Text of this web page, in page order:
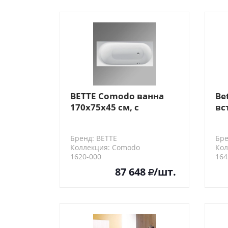
BETTE Comodo ванна
170х75х45 см, с
справа, перелив
спереди (для
удлиненного слив-
перелива),
Бренд: BETTE
Коллекция: Comodo
1620-000
87 648 /шт.